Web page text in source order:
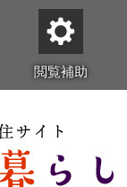
閲覧補助